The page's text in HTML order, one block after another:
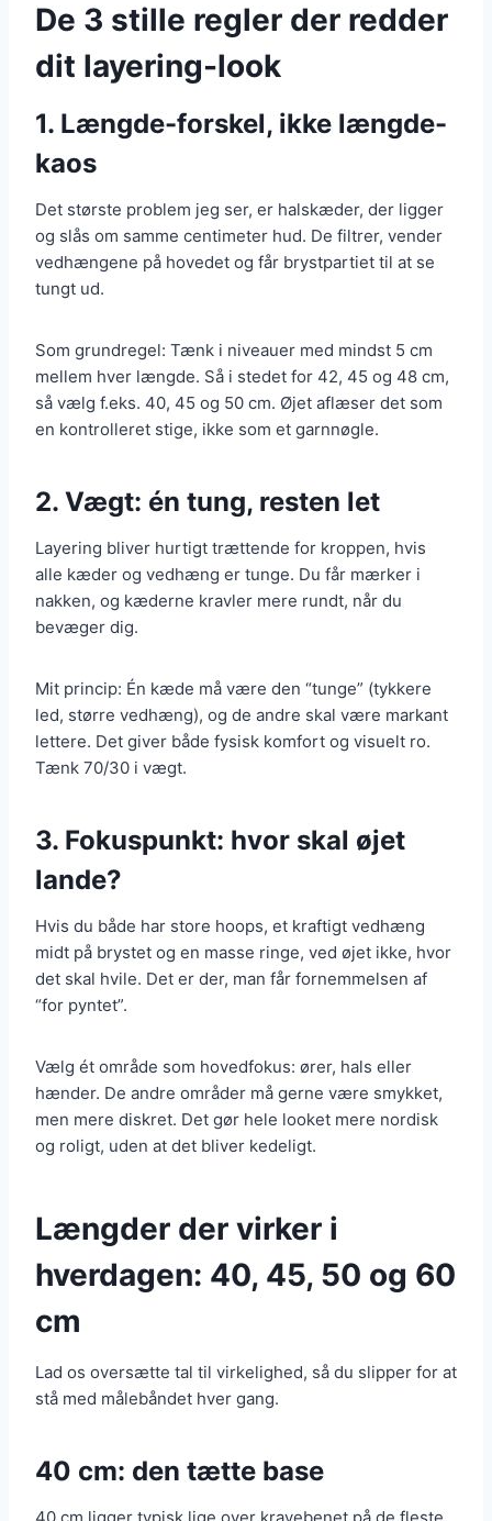
De 3 stille regler der redder
dit layering-look
1. Længde-forskel, ikke længde-
kaos
Det største problem jeg ser, er halskæder, der ligger
og slås om samme centimeter hud. De filtrer, vender
vedhængene på hovedet og får brystpartiet til at se
tungt ud.
Som grundregel: Tænk i niveauer med mindst 5 cm
mellem hver længde. Så i stedet for 42, 45 og 48 cm,
så vælg f.eks. 40, 45 og 50 cm. Øjet aflæser det som
en kontrolleret stige, ikke som et garnnøgle.
2. Vægt: én tung, resten let
Layering bliver hurtigt trættende for kroppen, hvis
alle kæder og vedhæng er tunge. Du får mærker i
nakken, og kæderne kravler mere rundt, når du
bevæger dig.
Mit princip: Én kæde må være den “tunge” (tykkere
led, større vedhæng), og de andre skal være markant
lettere. Det giver både fysisk komfort og visuelt ro.
Tænk 70/30 i vægt.
3. Fokuspunkt: hvor skal øjet
lande?
Hvis du både har store hoops, et kraftigt vedhæng
midt på brystet og en masse ringe, ved øjet ikke, hvor
det skal hvile. Det er der, man får fornemmelsen af
“for pyntet”.
Vælg ét område som hovedfokus: ører, hals eller
hænder. De andre områder må gerne være smykket,
men mere diskret. Det gør hele looket mere nordisk
og roligt, uden at det bliver kedeligt.
Længder der virker i
hverdagen: 40, 45, 50 og 60
cm
Lad os oversætte tal til virkelighed, så du slipper for at
stå med målebåndet hver gang.
40 cm: den tætte base